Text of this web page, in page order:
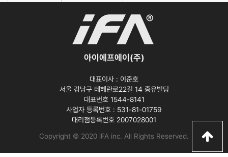
아이에프에이(주)
대표이사 : 이준호
서울 강남구 테헤란로22길 14 중유빌딩
대표번호 1544-8141
사업자 등록번호 : 531-81-01759
대리점등록번호 2007028001
Copyright © 2020 iFA inc. All Rights Reserved.